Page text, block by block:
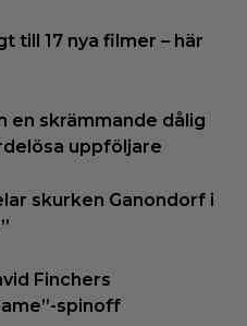
till 17 nya filmer – här
en skrämmande dålig
uppföljare
skurken Ganondorf i
Finchers
spinoff